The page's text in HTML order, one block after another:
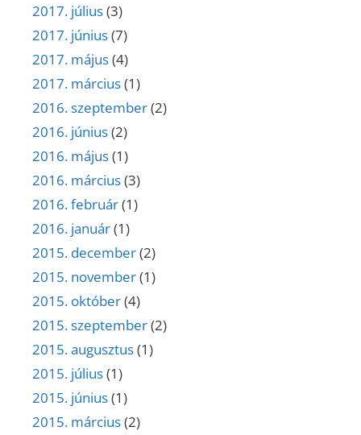
2017. július(3)
2017. június(7)
2017. május(4)
2017. március(1)
2016. szeptember(2)
2016. június(2)
2016. május(1)
2016. március(3)
2016. február(1)
2016. január(1)
2015. december(2)
2015. november(1)
2015. október(4)
2015. szeptember(2)
2015. augusztus(1)
2015. július(1)
2015. június(1)
2015. március(2)